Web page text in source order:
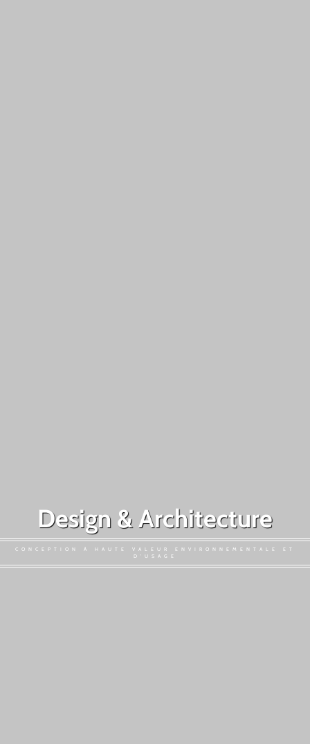
Design & Architecture
CONCEPTION À HAUTE VALEUR ENVIRONNEMENTALE ET
D'USAGE